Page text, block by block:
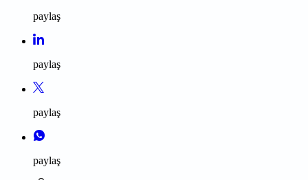
paylaş
paylaş
paylaş
paylaş